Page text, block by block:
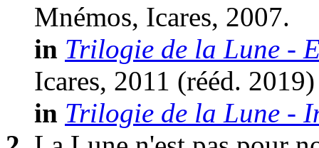
Mnémos, Icares, 2007.
in Trilogie de la Lune -
Icares, 2011 (rééd. 2019)
in Trilogie de la Lune -